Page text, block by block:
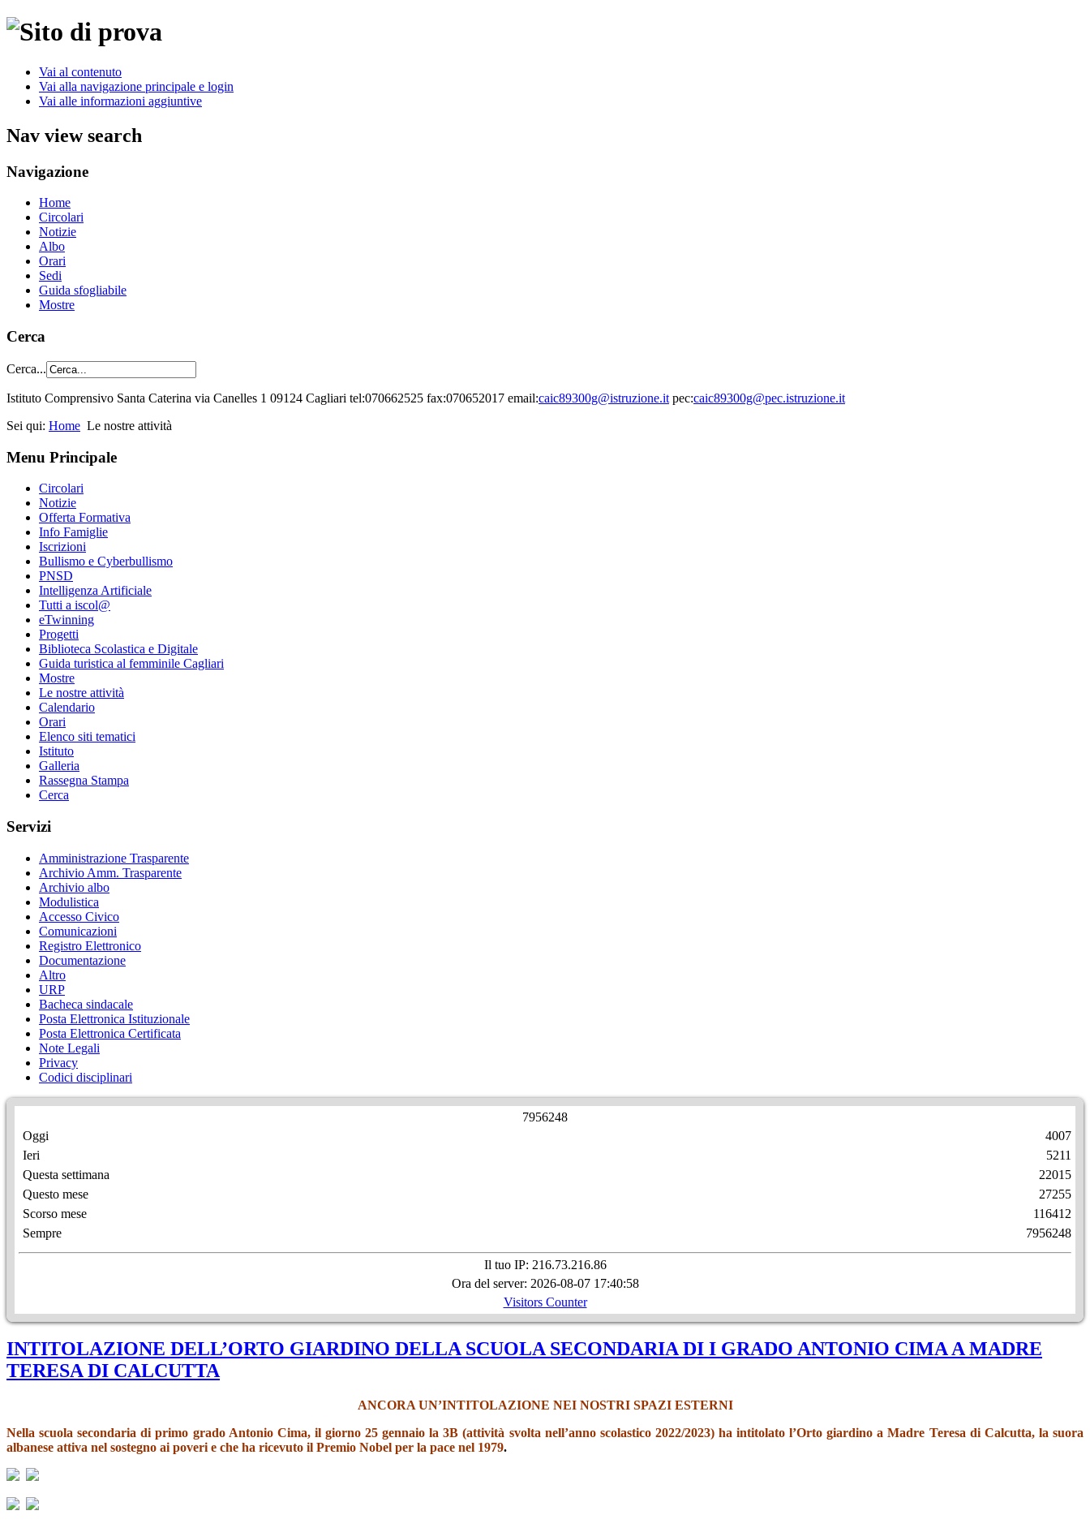
Vai al contenuto
Vai alla navigazione principale e login
Vai alle informazioni aggiuntive
Nav view search
Navigazione
Home
Circolari
Notizie
Albo
Orari
Sedi
Guida sfogliabile
Mostre
Cerca
Cerca...
Istituto Comprensivo Santa Caterina via Canelles 1 09124 Cagliari tel:070662525 fax:070652017 email:caic89300g@istruzione.it pec:caic89300g@pec.istruzione.it
Sei qui: Home Le nostre attività
Menu Principale
Circolari
Notizie
Offerta Formativa
Info Famiglie
Iscrizioni
Bullismo e Cyberbullismo
PNSD
Intelligenza Artificiale
Tutti a iscol@
eTwinning
Progetti
Biblioteca Scolastica e Digitale
Guida turistica al femminile Cagliari
Mostre
Le nostre attività
Calendario
Orari
Elenco siti tematici
Istituto
Galleria
Rassegna Stampa
Cerca
Servizi
Amministrazione Trasparente
Archivio Amm. Trasparente
Archivio albo
Modulistica
Accesso Civico
Comunicazioni
Registro Elettronico
Documentazione
Altro
URP
Bacheca sindacale
Posta Elettronica Istituzionale
Posta Elettronica Certificata
Note Legali
Privacy
Codici disciplinari
7956248
Oggi
Ieri
Questa settimana
Questo mese
Scorso mese
Sempre
4007
5211
22015
27255
116412
7956248
Il tuo IP: 216.73.216.86
Ora del server: 2026-08-07 17:40:58
Visitors Counter
INTITOLAZIONE DELL’ORTO GIARDINO DELLA SCUOLA SECONDARIA DI I GRADO ANTONIO CIMA A MADRE
TERESA DI CALCUTTA
ANCORA UN’INTITOLAZIONE NEI NOSTRI SPAZI ESTERNI
Nella scuola secondaria di primo grado Antonio Cima, il giorno 25 gennaio la 3B (attività svolta nell’anno scolastico 2022/2023) ha intitolato l’Orto giardino a Madre Teresa di Calcutta, la suora
albanese attiva nel sostegno ai poveri e che ha ricevuto il Premio Nobel per la pace nel 1979.